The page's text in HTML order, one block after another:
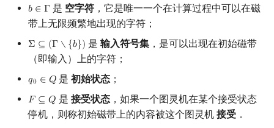
复杂度类之间的关系
时间谱系定理
确定性时间谱系定理
非确定性时间谱系定理
𝑏 ∈ Γ
b ∈ Γ 是 空字符 ，它是唯一一个在计算过程中可以在磁
带上无限频繁地出现的字符；
Σ ⊆ (Γ ∖ {𝑏})
Σ⊆(Γ ∖{b} ) 是输入符号集 ，是可以出现在初始磁带
（即输入）上的字符；
𝑞0 ∈ 𝑄
q0 ∈ Q 是初始状态 ；
𝐹 ⊆ 𝑄
F⊆Q 是 接受状态，如果一个图灵机在某个接受状态
停机，则称初始磁带上的内容被这个图灵机 接受 ．